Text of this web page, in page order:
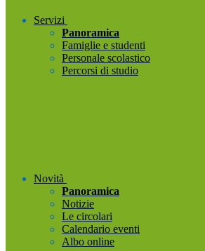
Servizi
Panoramica
Famiglie e studenti
Personale scolastico
Percorsi di studio
Novità
Panoramica
Notizie
Le circolari
Calendario eventi
Albo online